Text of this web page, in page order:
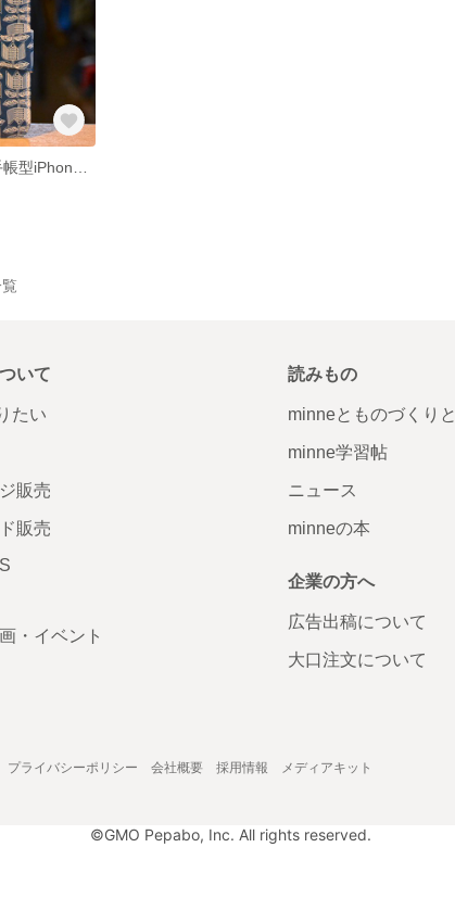
いて
たい
販売
販売
・イベント
読みもの
minneとものづくりと
minne学習帖
ニュース
minneの本
企業の方へ
広告出稿について
大口注文について
プライバシーポリシー 会社概要 採用情報 メディアキット
©GMO Pepabo, Inc. All rights reserved.